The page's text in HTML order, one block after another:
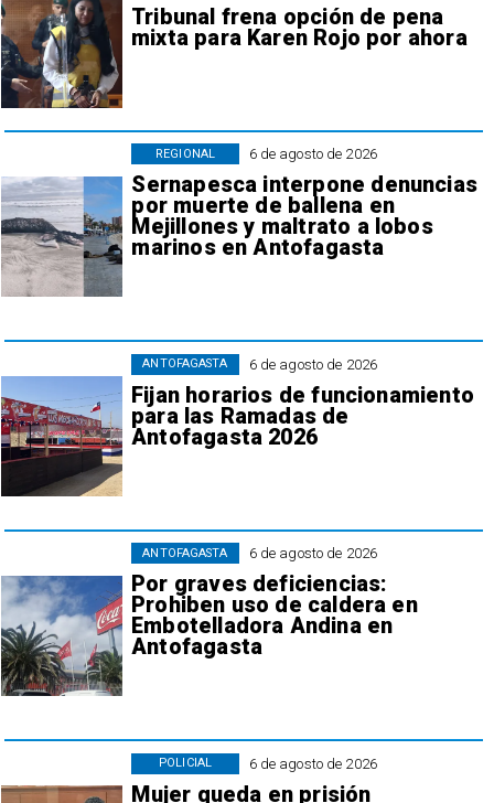
Tribunal frena opción de pena
mixta para Karen Rojo por ahora
6 de agosto de 2026
Sernapesca interpone denuncias
por muerte de ballena en
Mejillones y maltrato a lobos
marinos en Antofagasta
REGIONAL
6 de agosto de 2026
Fijan horarios de funcionamiento
para las Ramadas de
Antofagasta 2026
ANTOFAGASTA
6 de agosto de 2026
Por graves deficiencias:
Prohiben uso de caldera en
Embotelladora Andina en
Antofagasta
ANTOFAGASTA
6 de agosto de 2026
Mujer queda en prisión
POLICIAL